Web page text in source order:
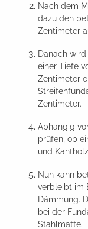
Nach dem
dazu den
Zentimeter
Danach
einer Tiefe
Zentimeter
Zentimeter.
Abhängig
prüfen, ob
und
Nun kann
verbleibt im
Dämmung.
bei der
Stahlmatte.